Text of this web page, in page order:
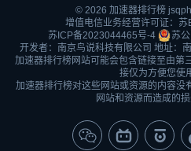
© 2026 加速器排行榜
增值电信业务经营许可证：
苏ICP备2023044465号-4
苏
开发者：南京鸟说科技有限公司 地址：
加速器排行榜网站可能会包含链接至由第
接仅为方便您使
加速器排行榜对这些网站或资源的内容没
网站和资源而造成的损